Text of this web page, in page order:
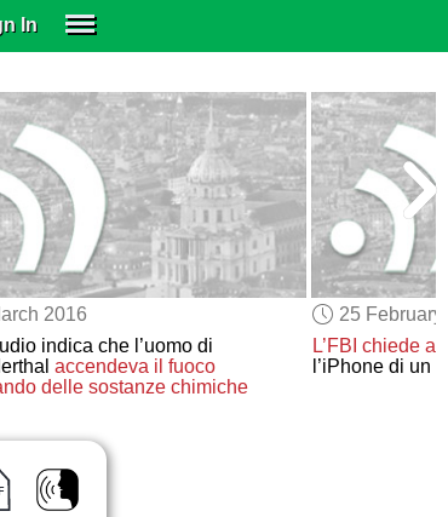
In
SUBSCRIBE
EDUCATIONAL LICENSES
GIFT CARDS
OTHER LANGUAGES
ABOUT US
ALEXA
ADJUST COLORS
2016
indica che l’uomo di
accendeva il fuoco
delle sostanze chimiche
25
L’FBI chiede
l’iPhone di un